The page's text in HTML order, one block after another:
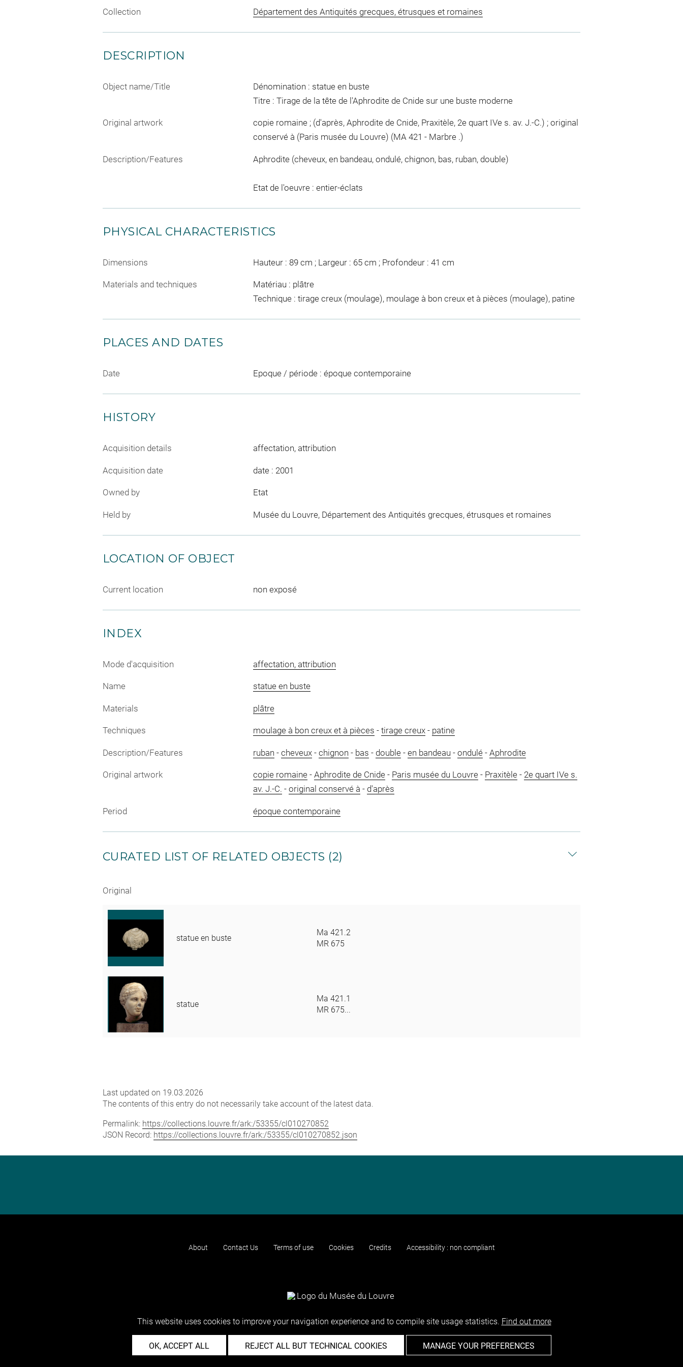
Collection Département des Antiquités grecques, étrusques et romaines
DESCRIPTION
Object name/Title
Dénomination : statue en buste
Titre : Tirage de la tête de l'Aphrodite de Cnide sur une buste moderne
Original artwork
copie romaine ; (d'après, Aphrodite de Cnide, Praxitèle, 2e quart IVe s. av. J.-C.) ; original
conservé à (Paris musée du Louvre) (MA 421 - Marbre .)
Description/Features Aphrodite (cheveux, en bandeau, ondulé, chignon, bas, ruban, double)
Etat de l'oeuvre : entier-éclats
PHYSICAL CHARACTERISTICS
Dimensions Hauteur : 89 cm ; Largeur : 65 cm ; Profondeur : 41 cm
Materials and techniques
Matériau : plâtre
Technique : tirage creux (moulage), moulage à bon creux et à pièces (moulage), patine
PLACES AND DATES
Date Epoque / période : époque contemporaine
HISTORY
Acquisition details affectation, attribution
Acquisition date date : 2001
Owned by Etat
Held by Musée du Louvre, Département des Antiquités grecques, étrusques et romaines
LOCATION OF OBJECT
Current location non exposé
INDEX
Mode d'acquisition affectation, attribution
Name statue en buste
Materials plâtre
Techniques moulage à bon creux et à pièces - tirage creux- patine
Description/Features ruban - cheveux- chignon - bas - double- en bandeau - ondulé- Aphrodite
Original artwork copie romaine- Aphrodite de Cnide- Paris musée du Louvre- Praxitèle- 2e quart IVe s.
av. J.-C. - original conservé à - d'après
Period époque contemporaine
CURATED LIST OF RELATED OBJECTS (2)
Original
statue en buste
Ma 421.2
MR 675
statue
Ma 421.1
MR 675...
Last updated on 19.03.2026
The contents of this entry do not necessarily take account of the latest data.
Permalink: https://collections.louvre.fr/ark:/53355/cl010270852
JSON Record: https://collections.louvre.fr/ark:/53355/cl010270852.json
About Contact Us Terms of use Cookies Credits Accessibility : non compliant
This website uses cookies to improve your navigation experience and to compile site usage statistics. Find out more
OK, ACCEPT ALL REJECT ALL BUT TECHNICAL COOKIES MANAGE YOUR PREFERENCES